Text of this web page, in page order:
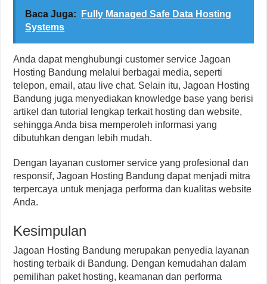
Baca Juga:
Fully Managed Safe Data Hosting
Systems
Anda dapat menghubungi customer service Jagoan
Hosting Bandung melalui berbagai media, seperti
telepon, email, atau live chat. Selain itu, Jagoan Hosting
Bandung juga menyediakan knowledge base yang berisi
artikel dan tutorial lengkap terkait hosting dan website,
sehingga Anda bisa memperoleh informasi yang
dibutuhkan dengan lebih mudah.
Dengan layanan customer service yang profesional dan
responsif, Jagoan Hosting Bandung dapat menjadi mitra
terpercaya untuk menjaga performa dan kualitas website
Anda.
Kesimpulan
Jagoan Hosting Bandung merupakan penyedia layanan
hosting terbaik di Bandung. Dengan kemudahan dalam
pemilihan paket hosting, keamanan dan performa